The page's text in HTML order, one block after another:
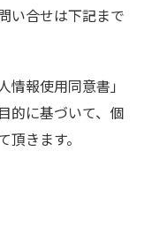
い合せは下記まで
情報使用同意書」
的に基づいて、個
きます。